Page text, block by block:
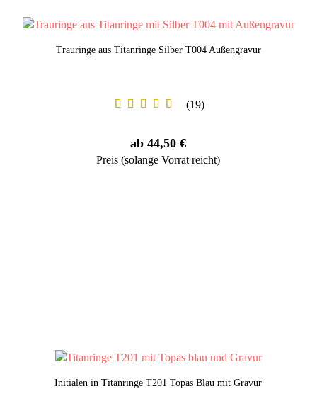
Trauringe aus Titanringe Silber T004 Außengravur
19
ab 44,50 €
Preis (solange Vorrat reicht)
Initialen in Titanringe T201 Topas Blau mit Gravur